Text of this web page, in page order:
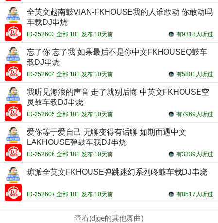
全英文越南鼓VIAN-FKHOUSE我的人谁敢动 你敢动吗
车载DJ串烧
有9318人听过
ID-252603 全部:181 发布:10天前
忘了你 忘了我 如果最后不是你中文FKHOUSEQ鼓车
载DJ串烧
有5801人听过
ID-252604 全部:181 发布:10天前
我听见海浪的声音 走了就别后悔 中英文FKHOUSE空
灵鼓车载DJ串烧
有7969人听过
ID-252605 全部:181 发布:10天前
爱你等于爱自己 无聊变得有话聊 如期而遇中文
LAKHOUSE弹鼓车载DJ串烧
有3339人听过
ID-252606 全部:181 发布:10天前
琼派全英文FKHOUSE弹跳迷幻系列咚鼓车载DJ串烧
有8517人听过
ID-252607 全部:181 发布:10天前
查看(djge的其他舞曲)